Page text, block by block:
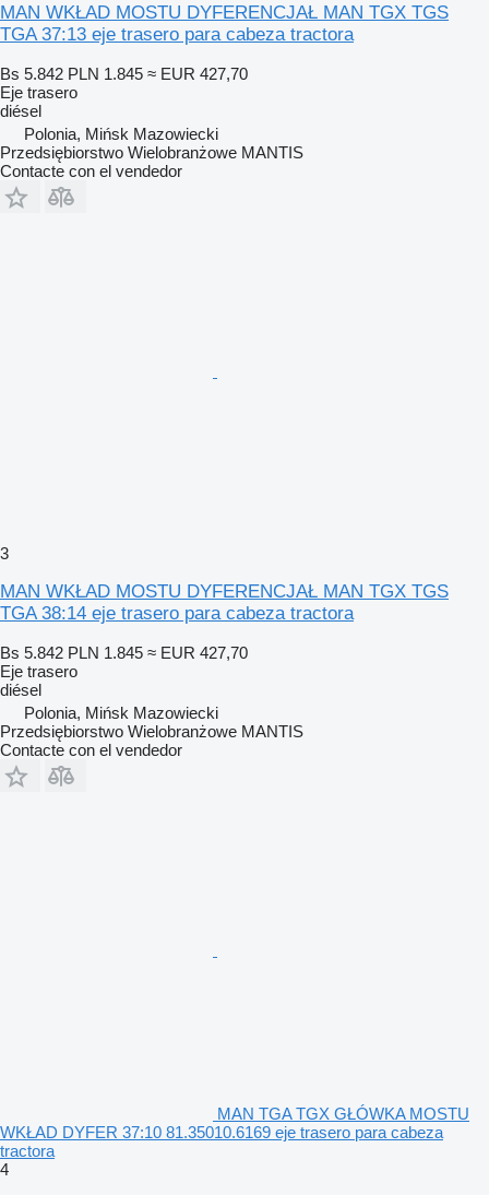
MAN WKŁAD MOSTU DYFERENCJAŁ MAN TGX TGS
TGA 37:13 eje trasero para cabeza tractora
Bs 5.842 PLN 1.845 ≈ EUR 427,70
Eje trasero
diésel
Polonia, Mińsk Mazowiecki
Przedsiębiorstwo Wielobranżowe MANTIS
Contacte con el vendedor
3
MAN WKŁAD MOSTU DYFERENCJAŁ MAN TGX TGS
TGA 38:14 eje trasero para cabeza tractora
Bs 5.842 PLN 1.845 ≈ EUR 427,70
Eje trasero
diésel
Polonia, Mińsk Mazowiecki
Przedsiębiorstwo Wielobranżowe MANTIS
Contacte con el vendedor
MAN TGA TGX GŁÓWKA MOSTU
WKŁAD DYFER 37:10 81.35010.6169 eje trasero para cabeza
tractora
4